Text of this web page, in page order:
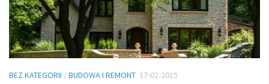
BEZ KATEGORII /BUDOWA I REMONT 17-02-2015